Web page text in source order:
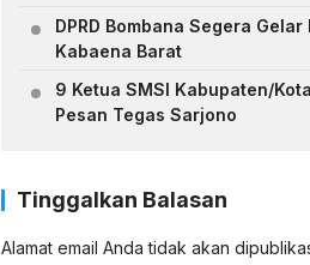
DPRD Bombana Segera
Kabaena Barat
9 Ketua SMSI Kabupaten/
Pesan Tegas Sarjono
Tinggalkan Balasan
Alamat email Anda tidak akan